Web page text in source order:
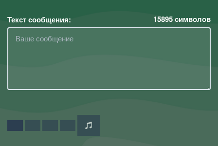
Текст сообщения: 15895символов